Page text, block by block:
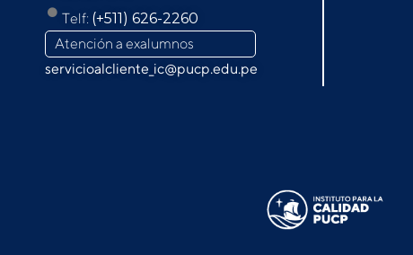
Telf: (+511) 626-2260
Atención a exalumnos
servicioalcliente_ic@pucp.edu.pe